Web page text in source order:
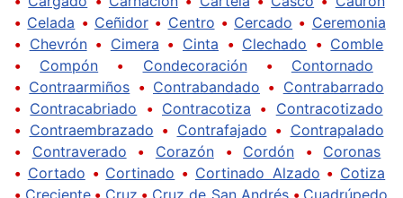
• Celada • Ceñidor• Centro • Cercado • Ceremonia
• Chevrón• Cimera • Cinta • Clechado • Comble
• Compón • Condecoración• Contornado
• Contraarmiños • Contrabandado • Contrabarrado
• Contracabriado • Contracotiza • Contracotizado
• Contraembrazado • Contrafajado • Contrapalado
• Contraverado • Corazón• Cordón • Coronas
• Cortado • Cortinado • Cortinado Alzado • Cotiza
• Creciente• Cruz • Cruz de San Andrés • Cuadrúpedo